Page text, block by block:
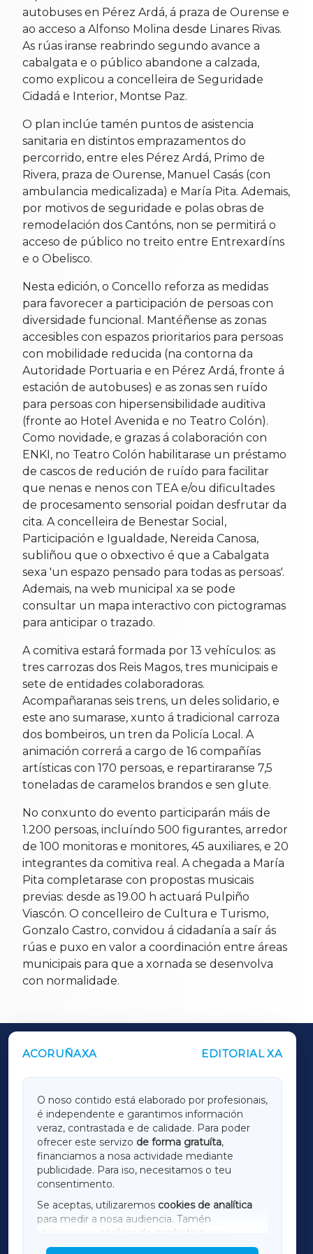
autobuses en Pérez Ardá, á praza de Ourense e
ao acceso a Alfonso Molina desde Linares Rivas.
As rúas iranse reabrindo segundo avance a
cabalgata e o público abandone a calzada,
como explicou a concelleira de Seguridade
Cidadá e Interior, Montse Paz.
O plan inclúe tamén puntos de asistencia
sanitaria en distintos emprazamentos do
percorrido, entre eles Pérez Ardá, Primo de
Rivera, praza de Ourense, Manuel Casás (con
ambulancia medicalizada) e María Pita. Ademais,
por motivos de seguridade e polas obras de
remodelación dos Cantóns, non se permitirá o
acceso de público no treito entre Entrexardíns
e o Obelisco.
Nesta edición, o Concello reforza as medidas
para favorecer a participación de persoas con
diversidade funcional. Mantéñense as zonas
accesibles con espazos prioritarios para persoas
con mobilidade reducida (na contorna da
Autoridade Portuaria e en Pérez Ardá, fronte á
estación de autobuses) e as zonas sen ruído
para persoas con hipersensibilidade auditiva
(fronte ao Hotel Avenida e no Teatro Colón).
Como novidade, e grazas á colaboración con
ENKI, no Teatro Colón habilitarase un préstamo
de cascos de redución de ruído para facilitar
que nenas e nenos con TEA e/ou dificultades
de procesamento sensorial poidan desfrutar da
cita. A concelleira de Benestar Social,
Participación e Igualdade, Nereida Canosa,
subliñou que o obxectivo é que a Cabalgata
sexa 'un espazo pensado para todas as persoas'.
Ademais, na web municipal xa se pode
consultar un mapa interactivo con pictogramas
para anticipar o trazado.
A comitiva estará formada por 13 vehículos: as
tres carrozas dos Reis Magos, tres municipais e
sete de entidades colaboradoras.
Acompañaranas seis trens, un deles solidario, e
este ano sumarase, xunto á tradicional carroza
dos bombeiros, un tren da Policía Local. A
animación correrá a cargo de 16 compañías
artísticas con 170 persoas, e repartiraranse 7,5
toneladas de caramelos brandos e sen glute.
No conxunto do evento participarán máis de
1.200 persoas, incluíndo 500 figurantes, arredor
de 100 monitoras e monitores, 45 auxiliares, e 20
integrantes da comitiva real. A chegada a María
Pita completarase con propostas musicais
previas: desde as 19.00 h actuará Pulpiño
Viascón. O concelleiro de Cultura e Turismo,
Gonzalo Castro, convidou á cidadanía a saír ás
rúas e puxo en valor a coordinación entre áreas
municipais para que a xornada se desenvolva
con normalidade.
ACORUÑAXA EDITORIAL XA
O noso contido está elaborado por profesionais,
é independente e garantimos información
veraz, contrastada e de calidade. Para poder
ofrecer este servizo de forma gratuíta,
financiamos a nosa actividade mediante
publicidade. Para iso, necesitamos o teu
consentimento.
Se aceptas, utilizaremos cookies de analítica
para medir a nosa audiencia. Tamén
utilizaremos
cookies de marketing
mostrar publicidade de terceiros.
OUTROS PERIÓDICOS
LUGOXA
TERRACHAXA
AMARIÑAXA